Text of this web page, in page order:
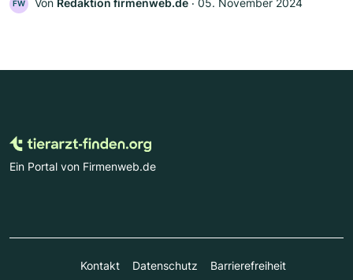
FW
Ein Portal von Firmenweb.de
Kontakt Datenschutz Barrierefreiheit